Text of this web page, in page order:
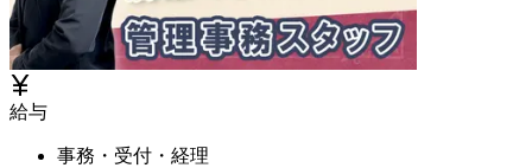
給与
事務・受付・経理